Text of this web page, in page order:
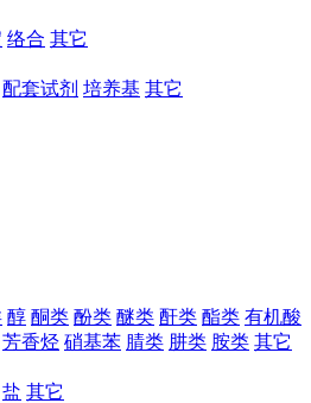
络合 其它
配套试剂 培养基 其它
醇 酮类 酚类 醚类 酐类 酯类 有机酸
芳香烃 硝基苯 腈类 肼类 胺类 其它
盐 其它